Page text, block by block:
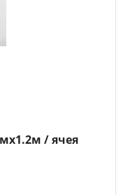
/ ячея